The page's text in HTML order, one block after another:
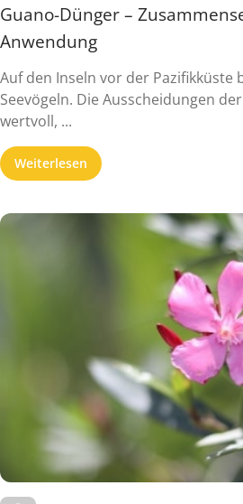
Guano-Dünger –
Anwendung
Auf den Inseln vor der Pazifikküste
Seevögeln. Die Ausscheidungen
wertvoll, ...
Weiterlesen